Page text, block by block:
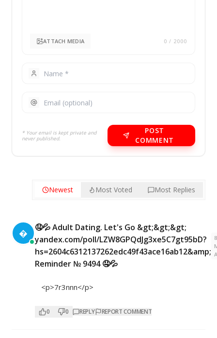
ATTACH MEDIA 0 / 2000
* Your email is kept private and
never published.
POST
COMMENT
Newest Most Voted Most Replies

🤤💦 Adult Dating. Let's Go &gt;&gt;&gt;
yandex.com/poll/LZW8GPQdJg3xe5C7gt95bD?
hs=2604c6312137262edc49f43ace16ab12&amp;
Reminder № 9494 🤤💦
8
<p>7r3nnn</p>
0 0 REPLY REPORT COMMENT